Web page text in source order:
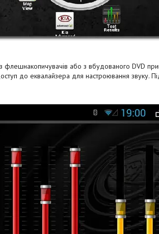
або з вбудованого DVD
до еквалайзера для настроювання звуку.